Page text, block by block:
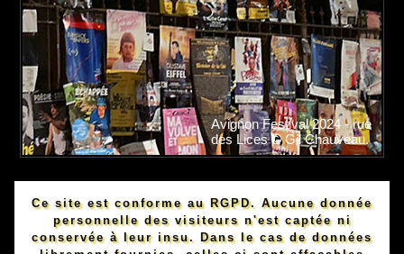
Avignon Festival 2024 - rue
des Lices © Gil Chauveau.
Ce site est conforme au RGPD. Aucune donnée
personnelle des visiteurs n'est captée ni
conservée à leur insu. Dans le cas de données